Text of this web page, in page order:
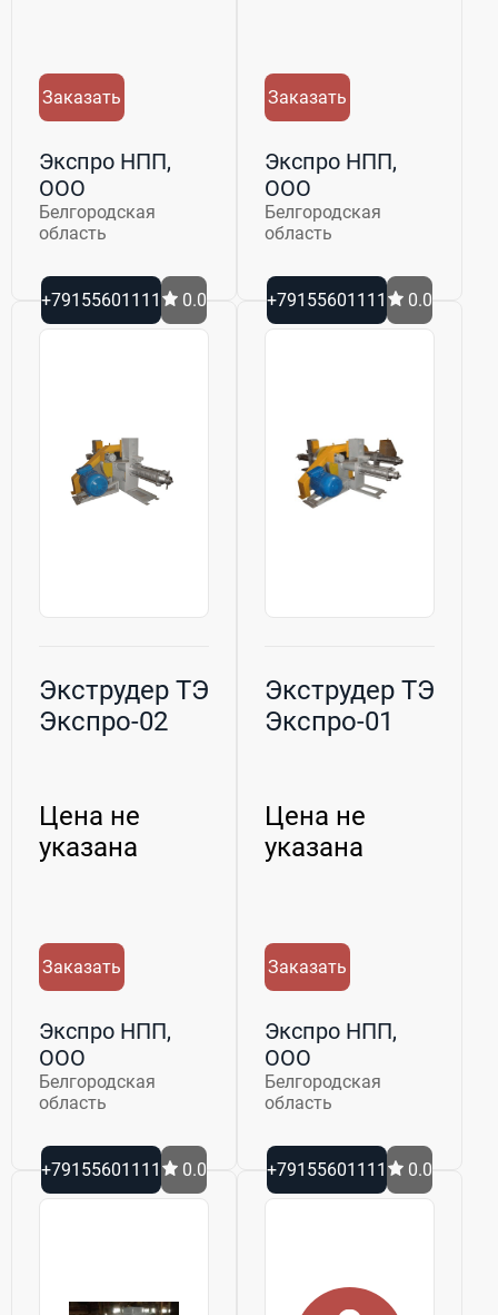
Заказать
Экспро НПП,
ООО
Белгородская
область
+79155601111 0.0
Заказать
Экспро НПП,
ООО
Белгородская
область
+79155601111 0.0
Экструдер ТЭ
Экспро-02
Цена не
указана
Заказать
Экспро НПП,
ООО
Белгородская
область
+79155601111 0.0
Экструдер ТЭ
Экспро-01
Цена не
указана
Заказать
Экспро НПП,
ООО
Белгородская
область
+79155601111 0.0